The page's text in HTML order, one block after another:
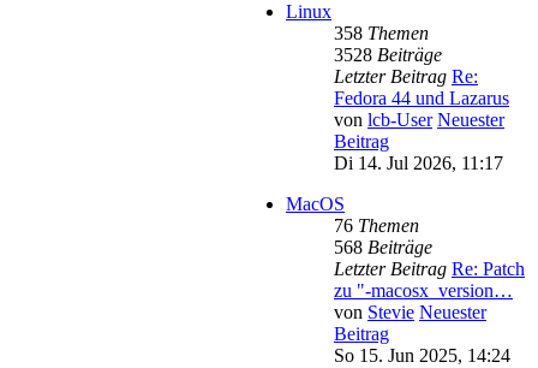
Linux
358 Themen
3528 Beiträge
Letzter Beitrag Re:
Fedora 44 und Lazarus
von lcb-User Neuester
Beitrag
Di 14. Jul 2026, 11:17
MacOS
76 Themen
568 Beiträge
Letzter Beitrag Re: Patch
zu "-macosx_version…
von Stevie Neuester
Beitrag
So 15. Jun 2025, 14:24